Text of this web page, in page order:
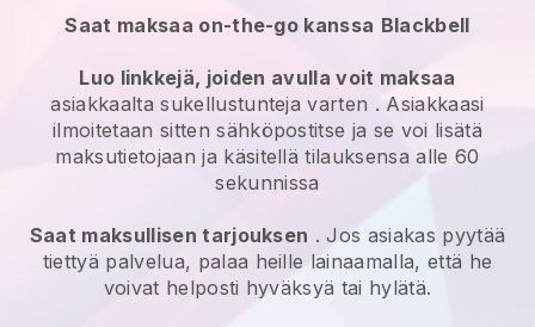
Saat maksaa on-the-go kanssa Blackbell
Luo linkkejä, joiden avulla voit maksaa
asiakkaaltasukellustunteja varten . Asiakkaasi
ilmoitetaan sitten sähköpostitse ja se voi lisätä
maksutietojaan ja käsitellä tilauksensa alle 60
sekunnissa
Saat maksullisen tarjouksen . Jos asiakas pyytää
tiettyä palvelua, palaa heille lainaamalla, että he
voivat helposti hyväksyä tai hylätä.